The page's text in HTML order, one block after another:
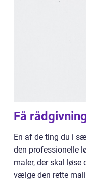
Få
En af de ting du i
den professionelle
maler, der skal
vælge den rette